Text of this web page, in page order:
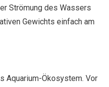
Strömung des Wassers
Gewichts einfach am
Aquarium-Ökosystem. Vor